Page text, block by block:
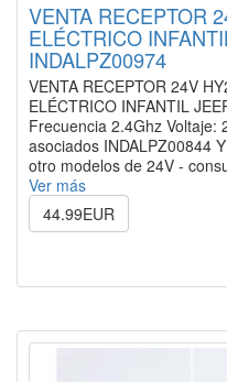
VENTA RECEPTOR
ELÉCTRICO
INDALPZ00974
VENTA RECEPTOR 24V
ELÉCTRICO INFANTIL
Frecuencia 2.4Ghz Voltaje:
asociados INDALPZ00844
otro modelos de 24V -
Ver más
44.99EUR